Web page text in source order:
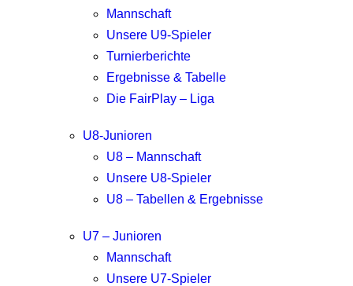
Mannschaft
Unsere U9-Spieler
Turnierberichte
Ergebnisse & Tabelle
Die FairPlay – Liga
U8-Junioren
U8 – Mannschaft
Unsere U8-Spieler
U8 – Tabellen & Ergebnisse
U7 – Junioren
Mannschaft
Unsere U7-Spieler